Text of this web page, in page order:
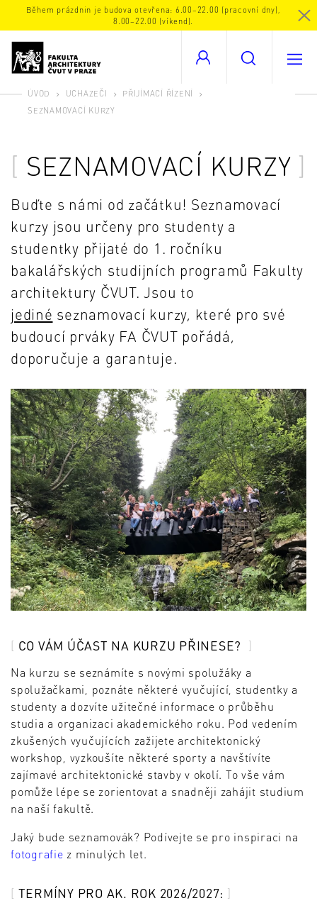
Během prázdnin je budova otevřena: 6.00–22.00 (pracovní dny),
8.00–22.00 (víkend).
ÚVOD UCHAZEČI
PŘIJÍMACÍ ŘÍZENÍ
SEZNAMOVACÍ KURZY
SEZNAMOVACÍ KURZY
Buďte s námi od začátku! Seznamovací
kurzy jsou určeny pro studenty a
studentky přijaté do 1. ročníku
bakalářských studijních programů Fakulty
architektury ČVUT. Jsou to
jediné seznamovací kurzy, které pro své
budoucí prváky FA ČVUT pořádá,
doporučuje a garantuje.
CO VÁM ÚČAST NA KURZU PŘINESE?
Na kurzu se seznámíte s novými spolužáky a
spolužačkami, poznáte některé vyučující, studentky a
studenty a dozvíte užitečné informace o průběhu
studia a organizaci akademického roku. Pod vedením
zkušených vyučujících zažijete architektonický
workshop, vyzkoušíte některé sporty a navštívíte
zajímavé architektonické stavby v okolí. To vše vám
pomůže lépe se zorientovat a snadněji zahájit studium
na naší fakultě.
Jaký bude seznamovák? Podívejte se pro inspiraci na
fotografie z minulých let.
TERMÍNY PRO AK. ROK 2026/2027: